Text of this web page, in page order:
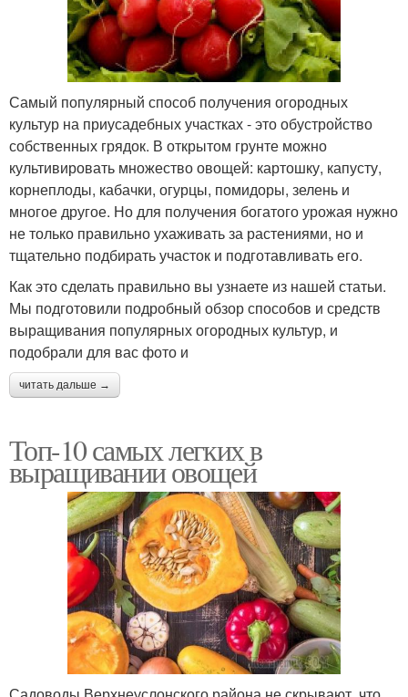
Самый популярный способ получения огородных
культур на приусадебных участках - это обустройство
собственных грядок. В открытом грунте можно
культивировать множество овощей: картошку, капусту,
корнеплоды, кабачки, огурцы, помидоры, зелень и
многое другое. Но для получения богатого урожая нужно
не только правильно ухаживать за растениями, но и
тщательно подбирать участок и подготавливать его.
Как это сделать правильно вы узнаете из нашей статьи.
Мы подготовили подробный обзор способов и средств
выращивания популярных огородных культур, и
подобрали для вас фото и
читать дальше →
Топ-10 самых легких в
выращивании овощей